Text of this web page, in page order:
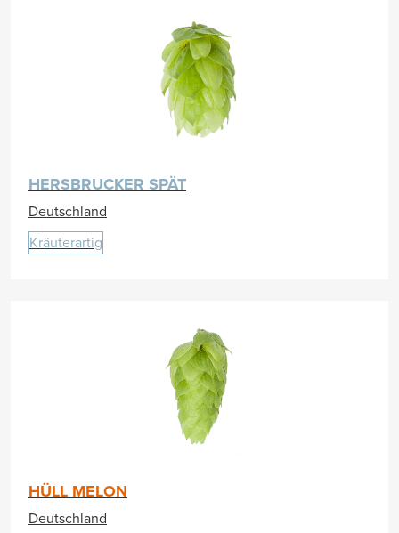
HERSBRUCKER SPÄT
Deutschland
Kräuterartig
HÜLL MELON
Deutschland